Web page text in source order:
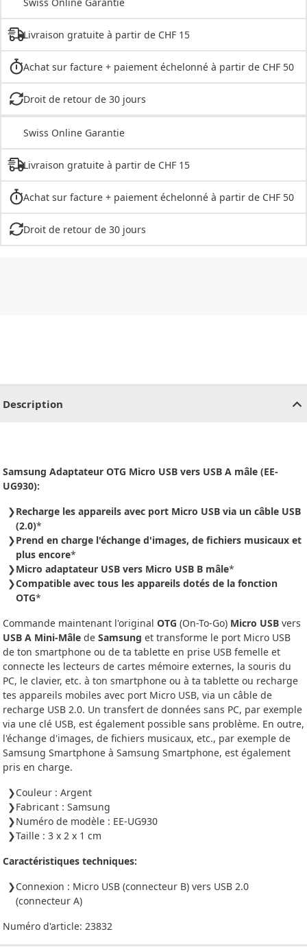
Livraison gratuite à partir de CHF 15
Achat sur facture + paiement échelonné à partir de CHF 50
Droit de retour de 30 jours
Swiss Online Garantie
Livraison gratuite à partir de CHF 15
Achat sur facture + paiement échelonné à partir de CHF 50
Droit de retour de 30 jours
Description
Samsung Adaptateur OTG Micro USB vers USB A mâle (EE-
UG930):
Recharge les appareils avec port Micro USB via un câble USB
(2.0)*
Prend en charge l'échange d'images, de fichiers musicaux et
plus encore*
Micro adaptateur USB vers Micro USB B mâle*
Compatible avec tous les appareils dotés de la fonction
OTG*
Commande maintenant l'original OTG (On-To-Go) Micro USB vers
USB A Mini-Mâle de Samsung et transforme le port Micro USB
de ton smartphone ou de ta tablette en prise USB femelle et
connecte les lecteurs de cartes mémoire externes, la souris du
PC, le clavier, etc. à ton smartphone ou à ta tablette ou recharge
tes appareils mobiles avec port Micro USB, via un câble de
recharge USB 2.0. Un transfert de données sans PC, par exemple
via une clé USB, est également possible sans problème. En outre,
l'échange d'images, de fichiers musicaux, etc., par exemple de
Samsung Smartphone à Samsung Smartphone, est également
pris en charge.
Couleur : Argent
Fabricant : Samsung
Numéro de modèle : EE-UG930
Taille : 3 x 2 x 1 cm
Caractéristiques techniques:
Connexion : Micro USB (connecteur B) vers USB 2.0
(connecteur A)
Numéro d'article: 23832